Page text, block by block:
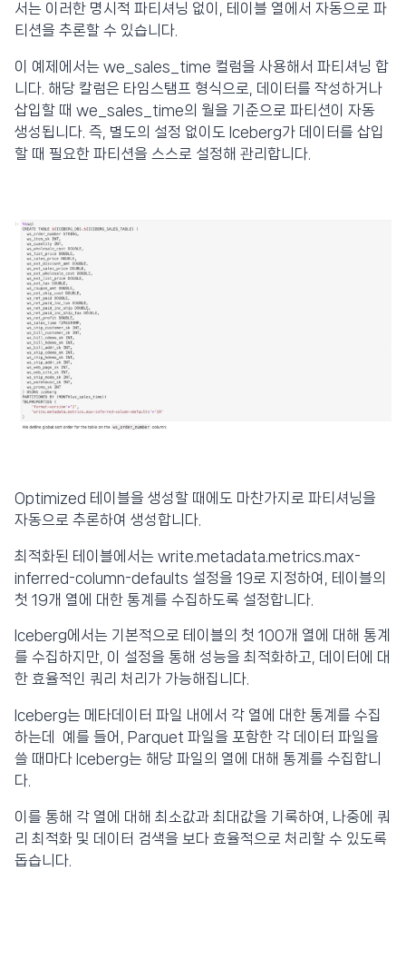
서는 이러한 명시적 파티셔닝 없이, 테이블 열에서 자동으로 파
티션을 추론할 수 있습니다.
이 예제에서는 we_sales_time 컬럼을 사용해서 파티셔닝 합
니다. 해당 칼럼은 타임스탬프 형식으로, 데이터를 작성하거나
삽입할 때 we_sales_time의 월을 기준으로 파티션이 자동
생성됩니다. 즉, 별도의 설정 없이도 Iceberg가 데이터를 삽입
할 때 필요한 파티션을 스스로 설정해 관리합니다.
Optimized 테이블을 생성할 때에도 마찬가지로 파티셔닝을
자동으로 추론하여 생성합니다.
최적화된 테이블에서는 write.metadata.metrics.max-
inferred-column-defaults 설정을 19로 지정하여, 테이블의
첫 19개 열에 대한 통계를 수집하도록 설정합니다.
Iceberg에서는 기본적으로 테이블의 첫 100개 열에 대해 통계
를 수집하지만, 이 설정을 통해 성능을 최적화하고, 데이터에 대
한 효율적인 쿼리 처리가 가능해집니다.
Iceberg는 메타데이터 파일 내에서 각 열에 대한 통계를 수집
하는데 예를 들어, Parquet 파일을 포함한 각 데이터 파일을
쓸 때마다 Iceberg는 해당 파일의 열에 대해 통계를 수집합니
다.
이를 통해 각 열에 대해 최소값과 최대값을 기록하여, 나중에 쿼
리 최적화 및 데이터 검색을 보다 효율적으로 처리할 수 있도록
돕습니다.